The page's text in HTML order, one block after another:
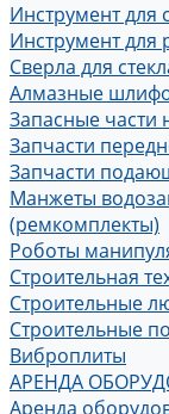
Инструмент для
Инструмент для
Сверла для
Алмазные
Запасные части
Запчасти
Запчасти
Манжеты
(ремкомплекты)
Роботы
Строительная
Строительные
Строительные
Виброплиты
АРЕНДА
Аренда